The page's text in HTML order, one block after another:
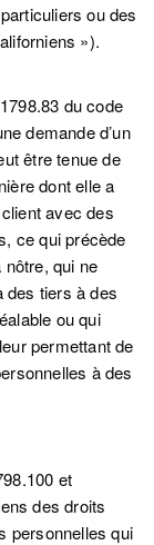
ou des
»).
du code
demande d’un
être tenue de
dont elle a
avec des
ce qui précède
nôtre, qui ne
des tiers à des
ou qui
permettant de
à des
et
des droits
personnelles qui